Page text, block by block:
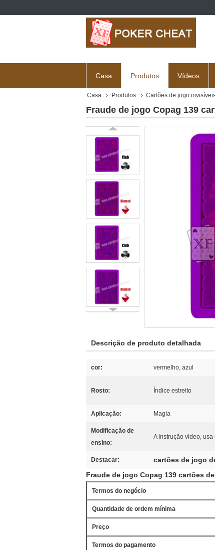
Casa Produtos Vídeos
Casa Produtos Cartões de jogo
Fraude de jogo Copag 139
Descrição de produto detalhada
cor: vermelho, azul
Rosto: Índice estreito
Aplicação: Magia
Modificação de
ensino:
A instrução video, usa
Destacar: cartões de jogo
Fraude de jogo Copag 139 cartões
Termos do negócio
Quantidade de ordem mínima
Preço
Termos do pagamento